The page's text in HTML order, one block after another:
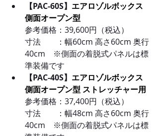
【PAC-60S】 エアロゾルボックス
側面オープン型
参考価格：39,600円（税込）
寸法　　：幅60cm 高さ60cm 奥行
40cm　※側面の着脱式パネルは標
準装備です
【PAC-40S】 エアロゾルボックス
側面オープン型 ストレッチャー用
参考価格： 37,400円（税込）
寸法
： 幅48cm 高さ60cm 奥行
40cm　※側面の着脱式パネルは標